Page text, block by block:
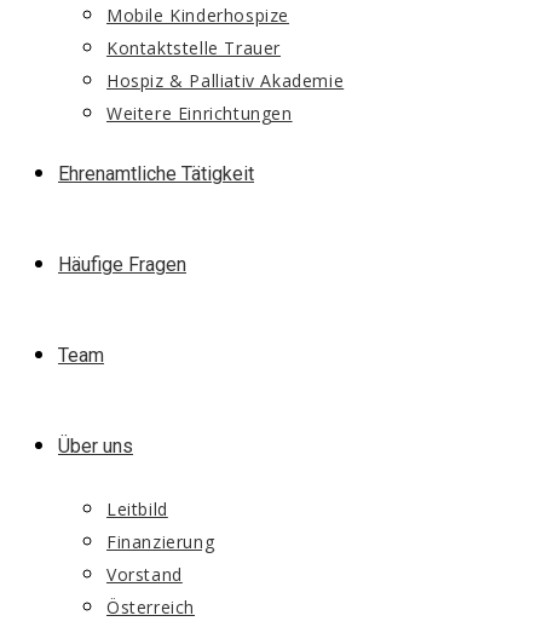
Mobile Kinderhospize
Kontaktstelle Trauer
Hospiz & Palliativ Akademie
Weitere Einrichtungen
Ehrenamtliche Tätigkeit
Häufige Fragen
Team
Über uns
Leitbild
Finanzierung
Vorstand
Österreich